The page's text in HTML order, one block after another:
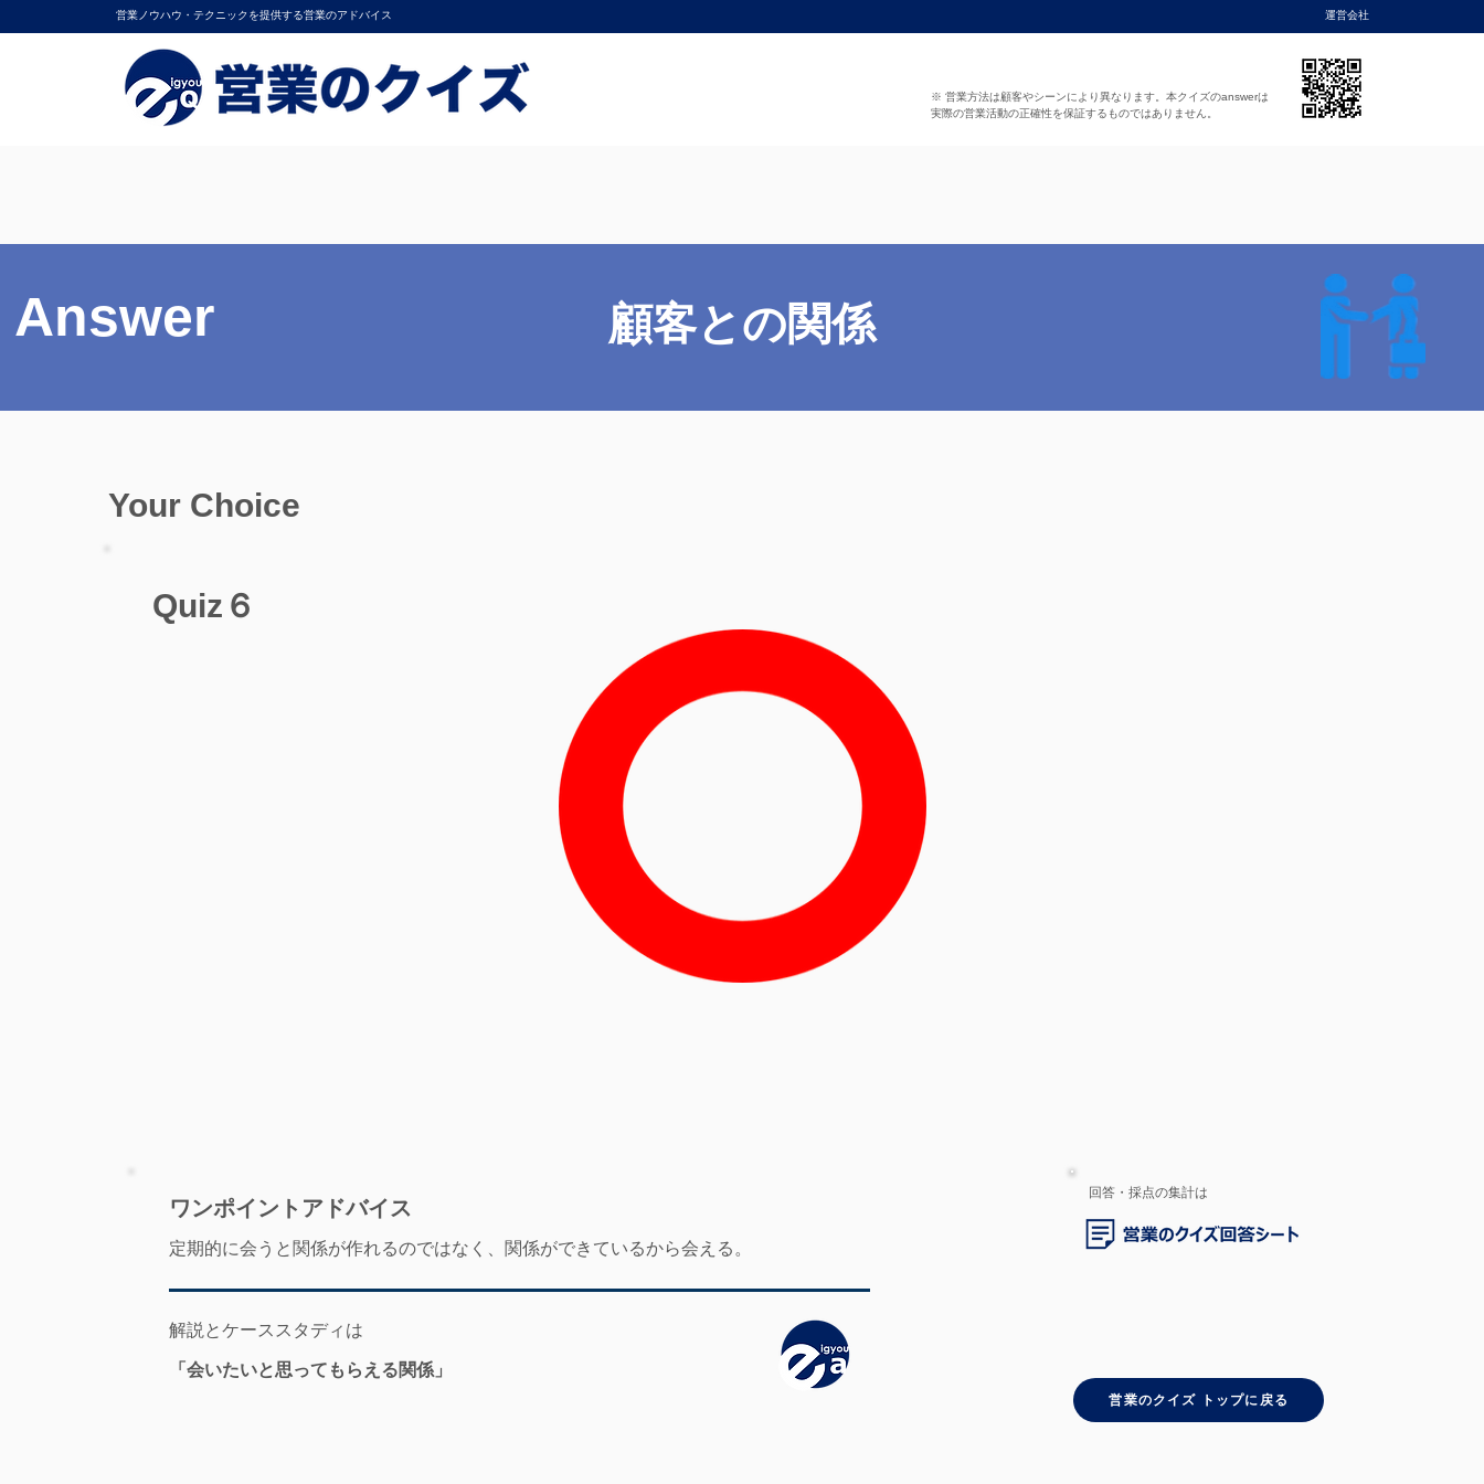
営業ノウハウ・テクニックを提供する営業のアドバイス 運営会社
※ 営業方法は顧客やシーンにより異なります。本クイズのanswerは
実際の営業活動の正確性を保証するものではありません。
Answer
Answer 顧客との関係
Your Choice
Quiz６
​ワンポイントアドバイス
定期的に会うと関係が作れるのではなく、関係ができているから会える。
解説とケーススタディは
「会いたいと思ってもらえる関係」
回答・採点の集計は
営業のクイズ トップに戻る